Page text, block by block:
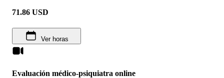
71.86 USD
Ver horas
Evaluación médico-psiquiatra online